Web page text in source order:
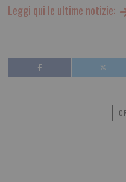
Leggi qui le ultime notizie: